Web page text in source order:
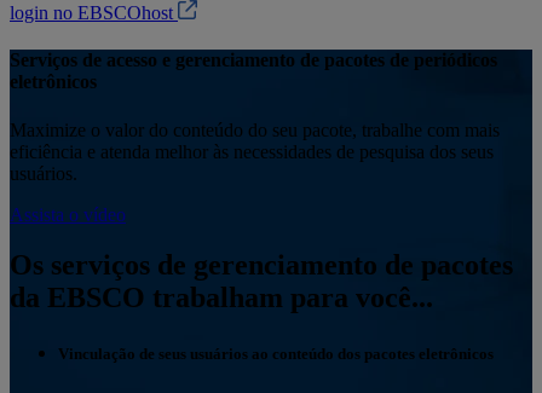
login no EBSCOhost
Serviços de acesso e gerenciamento de pacotes de periódicos
eletrônicos
Maximize o valor do conteúdo do seu pacote, trabalhe com mais
eficiência e atenda melhor às necessidades de pesquisa dos seus
usuários.
Assista o vídeo
Os serviços de gerenciamento de pacotes
da EBSCO trabalham para você...
Vinculação de seus usuários ao conteúdo dos pacotes eletrônicos